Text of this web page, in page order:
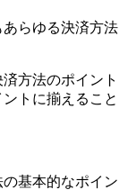
らゆる決済方法
方法のポイント
トに揃えること
基本的なポイン